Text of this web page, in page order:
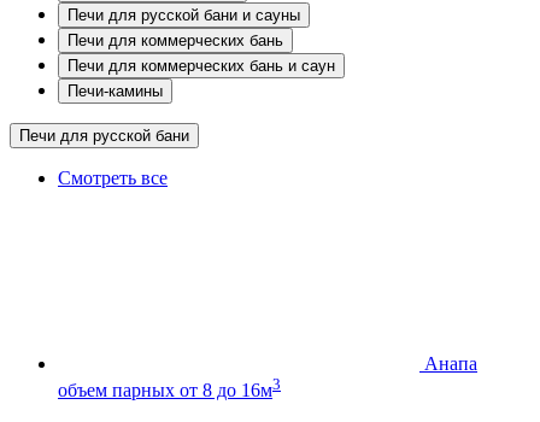
Печи для русской бани и сауны
Печи для коммерческих бань
Печи для коммерческих бань и саун
Печи-камины
Печи для русской бани
Смотреть все
Анапа
объем парных от 8 до 16м3